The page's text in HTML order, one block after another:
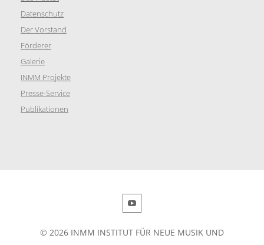
Datenschutz
Der Vorstand
Förderer
Galerie
INMM Projekte
Presse-Service
Publikationen
© 2026 INMM INSTITUT FÜR NEUE MUSIK UND